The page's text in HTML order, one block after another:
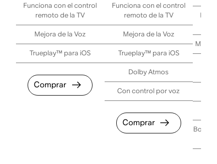
Funciona con el control
remoto de la TV
Mejora de la Voz
Trueplay™ para iOS
Comprar
Funciona con el control
remoto de la TV
Mejora de la Voz
Trueplay™ para iOS
Dolby Atmos
Con control por voz
Comprar